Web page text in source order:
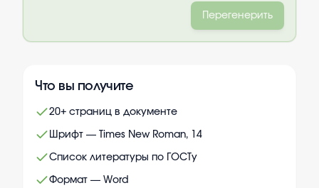
Перегенерить
Что вы получите
20+ страниц в документе
Шрифт — Times New Roman, 14
Список литературы по ГОСТу
Формат — Word